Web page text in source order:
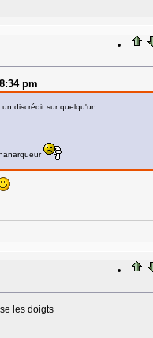
pm
discrédit sur quelqu'un.
les doigts